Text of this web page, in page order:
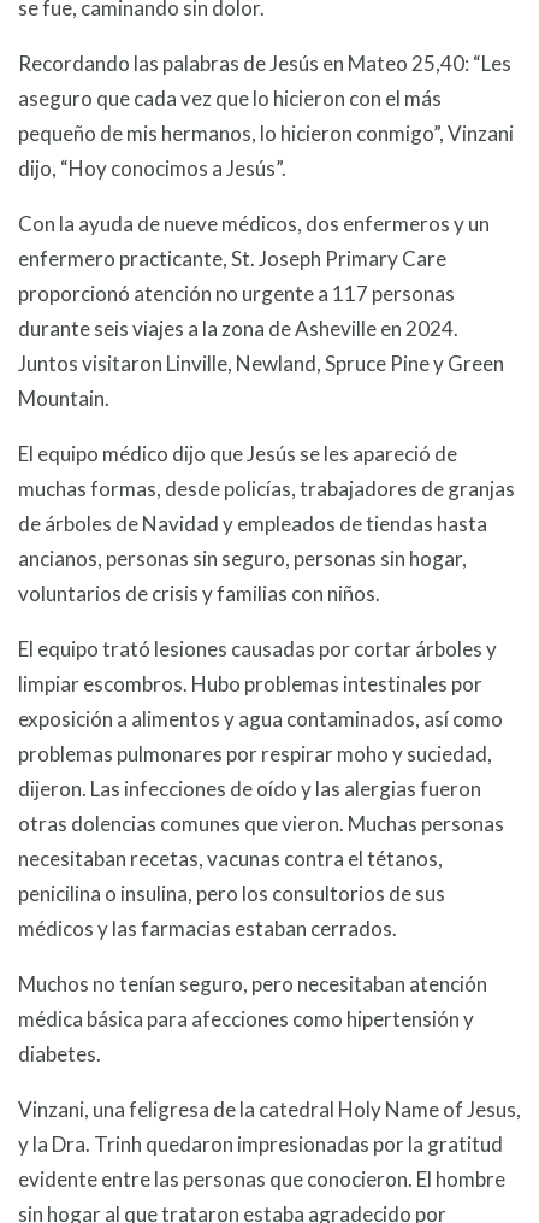
se fue, caminando sin dolor.
Recordando las palabras de Jesús en Mateo 25,40: “Les
aseguro que cada vez que lo hicieron con el más
pequeño de mis hermanos, lo hicieron conmigo”, Vinzani
dijo, “Hoy conocimos a Jesús”.
Con la ayuda de nueve médicos, dos enfermeros y un
enfermero practicante, St. Joseph Primary Care
proporcionó atención no urgente a 117 personas
durante seis viajes a la zona de Asheville en 2024.
Juntos visitaron Linville, Newland, Spruce Pine y Green
Mountain.
El equipo médico dijo que Jesús se les apareció de
muchas formas, desde policías, trabajadores de granjas
de árboles de Navidad y empleados de tiendas hasta
ancianos, personas sin seguro, personas sin hogar,
voluntarios de crisis y familias con niños.
El equipo trató lesiones causadas por cortar árboles y
limpiar escombros. Hubo problemas intestinales por
exposición a alimentos y agua contaminados, así como
problemas pulmonares por respirar moho y suciedad,
dijeron. Las infecciones de oído y las alergias fueron
otras dolencias comunes que vieron. Muchas personas
necesitaban recetas, vacunas contra el tétanos,
penicilina o insulina, pero los consultorios de sus
médicos y las farmacias estaban cerrados.
Muchos no tenían seguro, pero necesitaban atención
médica básica para afecciones como hipertensión y
diabetes.
Vinzani, una feligresa de la catedral Holy Name of Jesus,
y la Dra. Trinh quedaron impresionadas por la gratitud
evidente entre las personas que conocieron. El hombre
sin hogar al que trataron estaba agradecido por